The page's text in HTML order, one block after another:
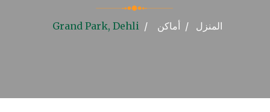
المنزل أماكن Grand Park, Dehli